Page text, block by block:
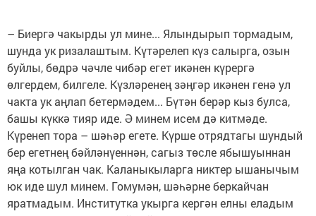
– Биергә чакырды ул мине... Ялындырып тормадым,
шунда ук ризалаштым. Күтәрелеп күз салырга, озын
буйлы, бөдрә чәчле чибәр егет икәнен күрергә
өлгердем, билгеле. Күзләренең зәңгәр икәнен генә ул
чакта ук аңлап бетермәдем... Бүтән берәр кыз булса,
башы күккә тияр иде. Ә минем исем дә китмәде.
Күренеп тора – шәһәр егете. Күрше отрядтагы шундый
бер егетнең бәйләнүеннән, сагыз төсле ябышуыннан
яңа котылган чак. Каланыкыларга никтер ышанычым
юк иде шул минем. Гомумән, шәһәрне беркайчан
яратмадым. Институтка укырга кергән елны еладым